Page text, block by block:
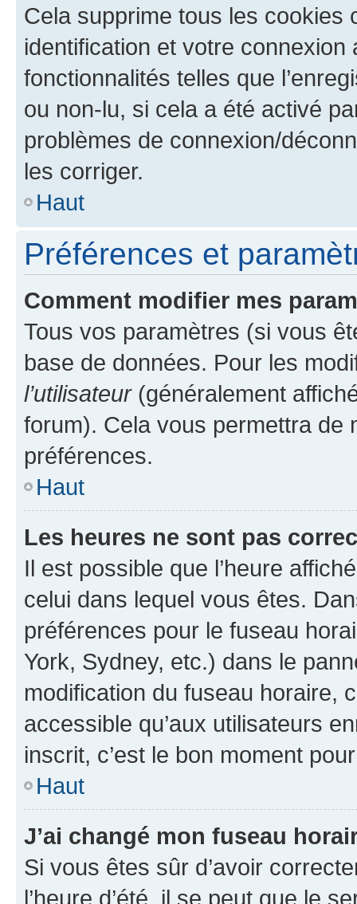
Cela supprime tous les cookies
identification et votre
fonctionnalités telles que
ou non-lu, si cela a été activé
problèmes de connexion/
les corriger.
Haut
Préférences et
Comment modifier mes
Tous vos paramètres (si vous
base de données. Pour les
l’utilisateur(généralement
forum). Cela vous permettra de
préférences.
Haut
Les heures ne sont pas
Il est possible que l’heure
celui dans lequel vous êtes.
préférences pour le fuseau
York, Sydney, etc.) dans le
modification du fuseau horaire,
accessible qu’aux utilisateurs
inscrit, c’est le bon moment
Haut
J’ai changé mon fuseau
Si vous êtes sûr d’avoir
l’heure d’été, il se peut que le